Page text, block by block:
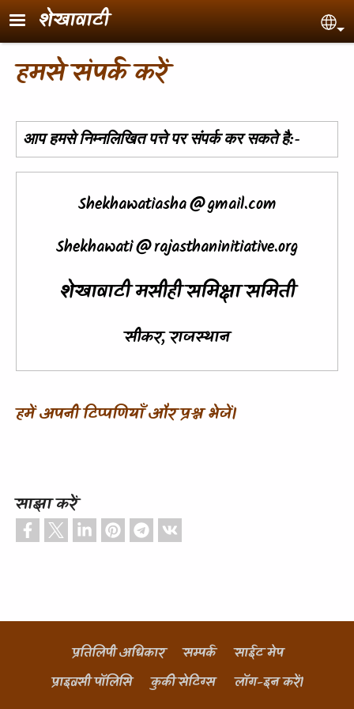
Skip to main content
शेखावाटी
हमसे संपर्क करें
आप हमसे निम्नलिखित पत्ते पर संपर्क कर सकते है:-
Shekhawatiasha@gmail.com
Shekhawati@rajasthaninitiative.org
शेखावाटी मसीही समिक्षा समिती
सीकर, राजस्थान
हमें अपनी टिप्पणियाँ और प्रश्न भेजें।
साझा करें
Footer
प्रतिलिपी अधिकार सम्पर्क साईट मेप
प्राइवसी पॉलिसि कुकी सेटिंग्स लॉग-इन करें।